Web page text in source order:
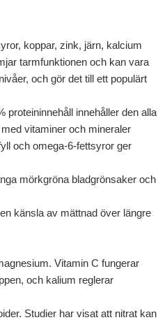
koppar, zink, järn, kalcium
tarmfunktionen och kan vara
och gör det till ett populärt
innehåller den alla
vitaminer och mineraler
och omega-6-fettsyror ger
mörkgröna bladgrönsaker och
känsla av mättnad över längre
Vitamin C fungerar
och kalium reglerar
Studier har visat att nitrat kan